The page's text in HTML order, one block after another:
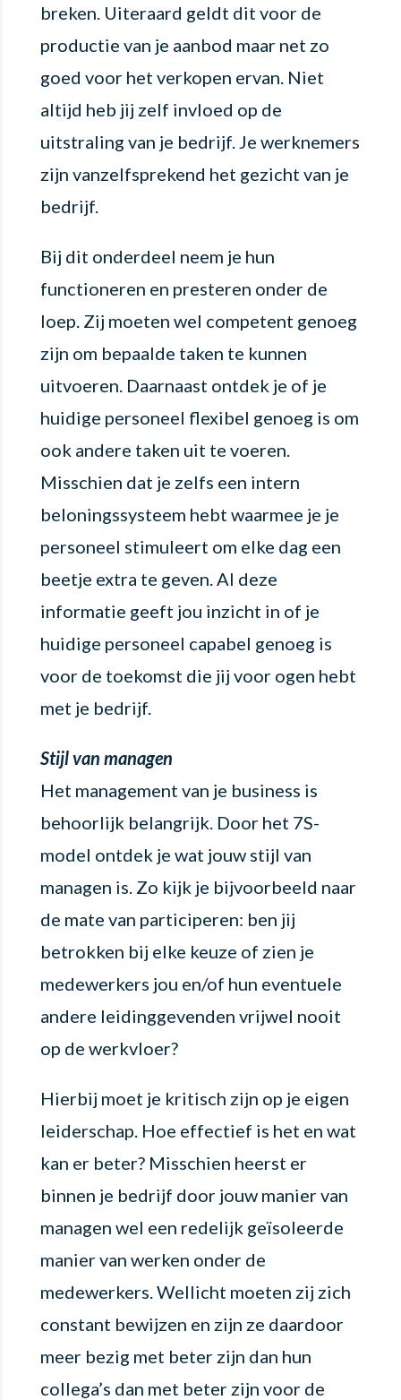
breken. Uiteraard geldt dit voor de
productie van je aanbod maar net zo
goed voor het verkopen ervan. Niet
altijd heb jij zelf invloed op de
uitstraling van je bedrijf. Je werknemers
zijn vanzelfsprekend het gezicht van je
bedrijf.
Bij dit onderdeel neem je hun
functioneren en presteren onder de
loep. Zij moeten wel competent genoeg
zijn om bepaalde taken te kunnen
uitvoeren. Daarnaast ontdek je of je
huidige personeel flexibel genoeg is om
ook andere taken uit te voeren.
Misschien dat je zelfs een intern
beloningssysteem hebt waarmee je je
personeel stimuleert om elke dag een
beetje extra te geven. Al deze
informatie geeft jou inzicht in of je
huidige personeel capabel genoeg is
voor de toekomst die jij voor ogen hebt
met je bedrijf.
Stijl van managen
Het management van je business is
behoorlijk belangrijk. Door het 7S-
model ontdek je wat jouw stijl van
managen is. Zo kijk je bijvoorbeeld naar
de mate van participeren: ben jij
betrokken bij elke keuze of zien je
medewerkers jou en/of hun eventuele
andere leidinggevenden vrijwel nooit
op de werkvloer?
Hierbij moet je kritisch zijn op je eigen
leiderschap. Hoe effectief is het en wat
kan er beter? Misschien heerst er
binnen je bedrijf door jouw manier van
managen wel een redelijk geïsoleerde
manier van werken onder de
medewerkers. Wellicht moeten zij zich
constant bewijzen en zijn ze daardoor
meer bezig met beter zijn dan hun
collega’s dan met beter zijn voor de